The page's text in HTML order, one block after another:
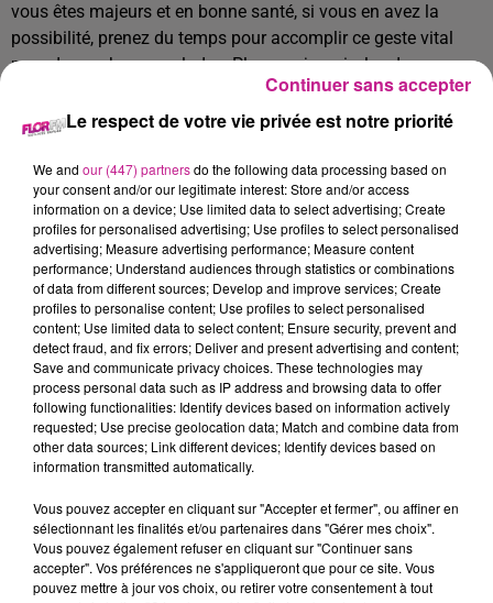
vous êtes majeurs et en bonne santé, si vous en avez la
possibilité, prenez du temps pour accomplir ce geste vital
pour de nombreux malades. Plus que jamais, les dons
doivent se poursuivre en cette fin d'année !
Cette collecte mobile aura lieu entre 15 et 19h à la salle des
Les Noëlies de Bartenheim :Les Noélies, ce sont des
animations autour de Noël pour toute la famille et un petit
marché de Noël au centre du village de Bartenheim. Il est en
cours depuis hier soir et restera en place jusqu’à dimanche
avec chaque jour des animations spéciales.
Pour ce soir par exemple : ouverture des expositions et
cabanons à 18h puis animation musicale par le club Guitare
avec pour finir une dégustation de spécialités italiennes au
Restaurant L'Auberge Italienne
13h53
13h53 13h50
13h50 13h41
13h41
Le respect de votre vie privée est notre priorité
We and our (447) partnersdo the following data processing based on
your consent and/or our legitimate interest: Store and/or access
information on a device; Use limited data to select advertising; Create
profiles for personalised advertising; Use profiles to select personalised
advertising; Measure advertising performance; Measure content
performance; Understand audiences through statistics or combinations
of data from different sources; Develop and improve services; Create
profiles to personalise content; Use profiles to select personalised
content; Use limited data to select content; Ensure security, prevent and
detect fraud, and fix errors; Deliver and present advertising and content;
Save and communicate privacy choices. These technologies may
process personal data such as IP address and browsing data to offer
following functionalities: Identify devices based on information actively
requested; Use precise geolocation data; Match and combine data from
other data sources; Link different devices; Identify devices based on
information transmitted automatically.
Vous pouvez accepter en cliquant sur "Accepter et fermer", ou affiner en
sélectionnant les finalités et/ou partenaires dans "Gérer mes choix".
Vous pouvez également refuser en cliquant sur "Continuer sans
accepter". Vos préférences ne s'appliqueront que pour ce site. Vous
pouvez mettre à jour vos choix, ou retirer votre consentement à tout
Continuer sans accepter